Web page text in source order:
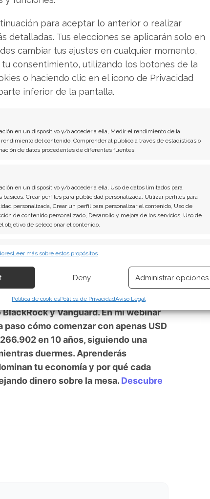
para aceptar lo anterior o realizar
detalladas. Tus elecciones se aplicarán solo en
cambiar tus ajustes en cualquier momento,
consentimiento, utilizando los botones de la
o haciendo clic en el icono de Privacidad
inferior de la pantalla.
en un dispositivo y/o acceder a ella, Medir el rendimiento de la
del contenido, Comprender al público a través de estadísticas o
de datos procedentes de diferentes fuentes.
en un dispositivo y/o acceder a ella, Uso de datos limitados para
básicos, Crear perfiles para publicidad personalizada, Utilizar perfiles para
personalizada, Crear un perfil para personalizar el contenido, Uso de
de contenido personalizado, Desarrollo y mejora de los servicios, Uso de
objetivo de seleccionar el contenido.
de forma automática.
evitar y detectar fraudes, y eliminar
presentar publicidad y contenido, Guardar y
de privacidad.
Siempre activo
Leer más sobre estos propósitos
Deny Administrar opciones
Política de cookiesPolítica de PrivacidadAviso Legal
millones de dólares en el
la barrera de los 100.000 millones.
Cloud, registraron crecimientos de
presentó el 12 de noviembre
nube orientada al procesamiento de
Este movimiento estratégico
globales sobre protección de datos.
regulatoria. La incertidumbre legal
para los inversores, quienes
de la investigación, dando así
durante años.
Alphabet, quiero llamar tu
que he analizado
navegan incertidumbre legal, la
en una lógica simple de ingresos y
He desarrollado una estrategia
tu "línea dorada": una fuente
tu capital, exactamente como
y Vanguard. En mi webinar
cómo comenzar con apenas USD
en 10 años, siguiendo una
duermes. Aprenderás
tu economía y por qué cada
dinero sobre la mesa.Descubre